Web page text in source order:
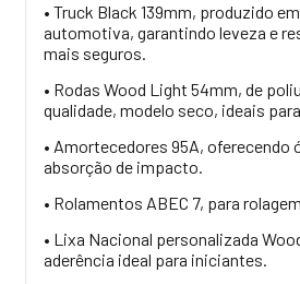
• Truck Black 139mm, produzido
automotiva, garantindo leveza e
mais seguros.
• Rodas Wood Light 54mm, de
qualidade, modelo seco, ideais
• Amortecedores 95A, oferecendo
absorção de impacto.
• Rolamentos ABEC 7, para
• Lixa Nacional personalizada
aderência ideal para iniciantes.